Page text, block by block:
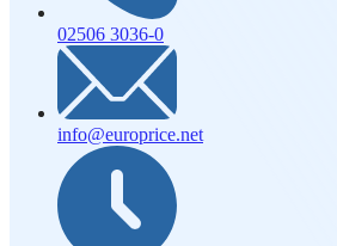
02506 3036-0
info@europrice.net